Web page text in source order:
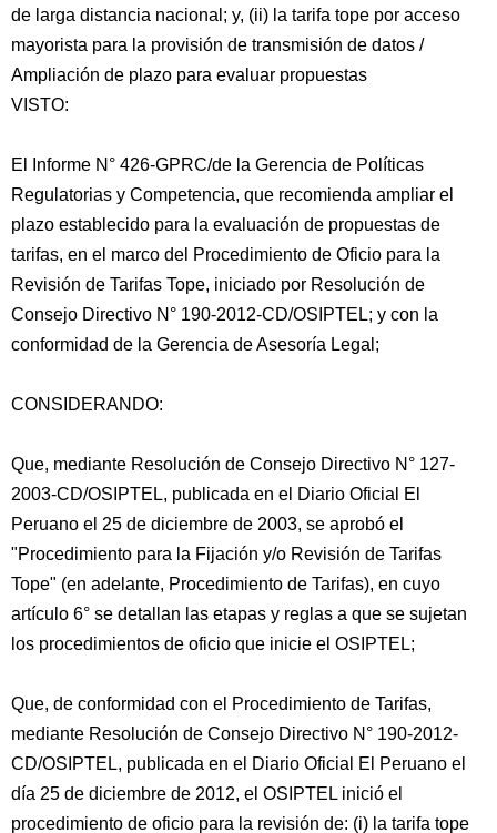
de larga distancia nacional; y, (ii) la tarifa tope por acceso
mayorista para la provisión de transmisión de datos /
Ampliación de plazo para evaluar propuestas
VISTO:
El
Informe N° 426-GPRC/de la Gerencia de Políticas
Regulatorias y Competencia, que recomienda ampliar el
plazo establecido para la evaluación de propuestas de
tarifas, en el marco del Procedimiento de Oficio para la
Revisión de Tarifas Tope, iniciado por Resolución de
Consejo Directivo N° 190-2012-CD/OSIPTEL; y con la
conformidad de la Gerencia de Asesoría Legal;
CONSIDERANDO:
Que, mediante Resolución de Consejo Directivo N° 127-
2003-CD/OSIPTEL, publicada en el Diario Oficial El
Peruano el 25 de diciembre de 2003, se aprobó el
"Procedimiento para la Fijación y/o Revisión de Tarifas
Tope" (en adelante, Procedimiento de Tarifas), en cuyo
artículo 6° se detallan las etapas y reglas a que se sujetan
los procedimientos de oficio que inicie el OSIPTEL;
Que, de conformidad con el Procedimiento de Tarifas,
mediante Resolución de Consejo Directivo N° 190-2012-
CD/OSIPTEL, publicada en el Diario Oficial El Peruano el
día 25 de diciembre de 2012, el OSIPTEL inició el
procedimiento de oficio para la revisión de: (i) la tarifa tope